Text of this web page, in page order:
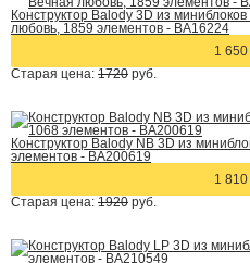
Конструктор Balody 3D из
любовь, 1859 элементов - BA16224
1
Старая цена: 1720 руб.
Конструктор Balody NB 3D из
элементов - BA200619
1
Старая цена: 1920 руб.